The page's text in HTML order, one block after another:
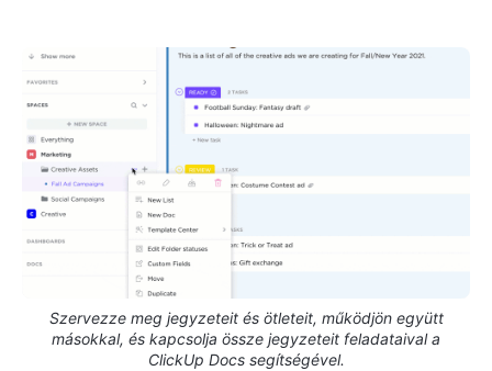
Szervezze meg jegyzeteit és ötleteit, működjön együtt
másokkal, és kapcsolja össze jegyzeteit feladataival a
ClickUp Docs segítségével.